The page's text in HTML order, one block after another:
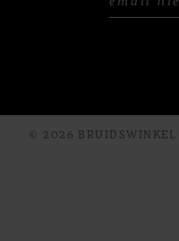
© 2026